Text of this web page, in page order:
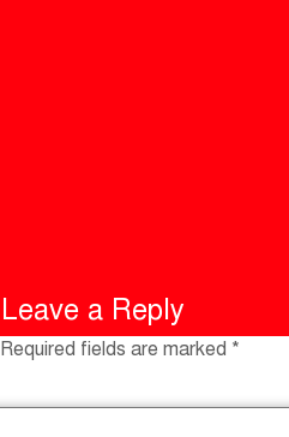
Leave a Reply
Required fields are marked *